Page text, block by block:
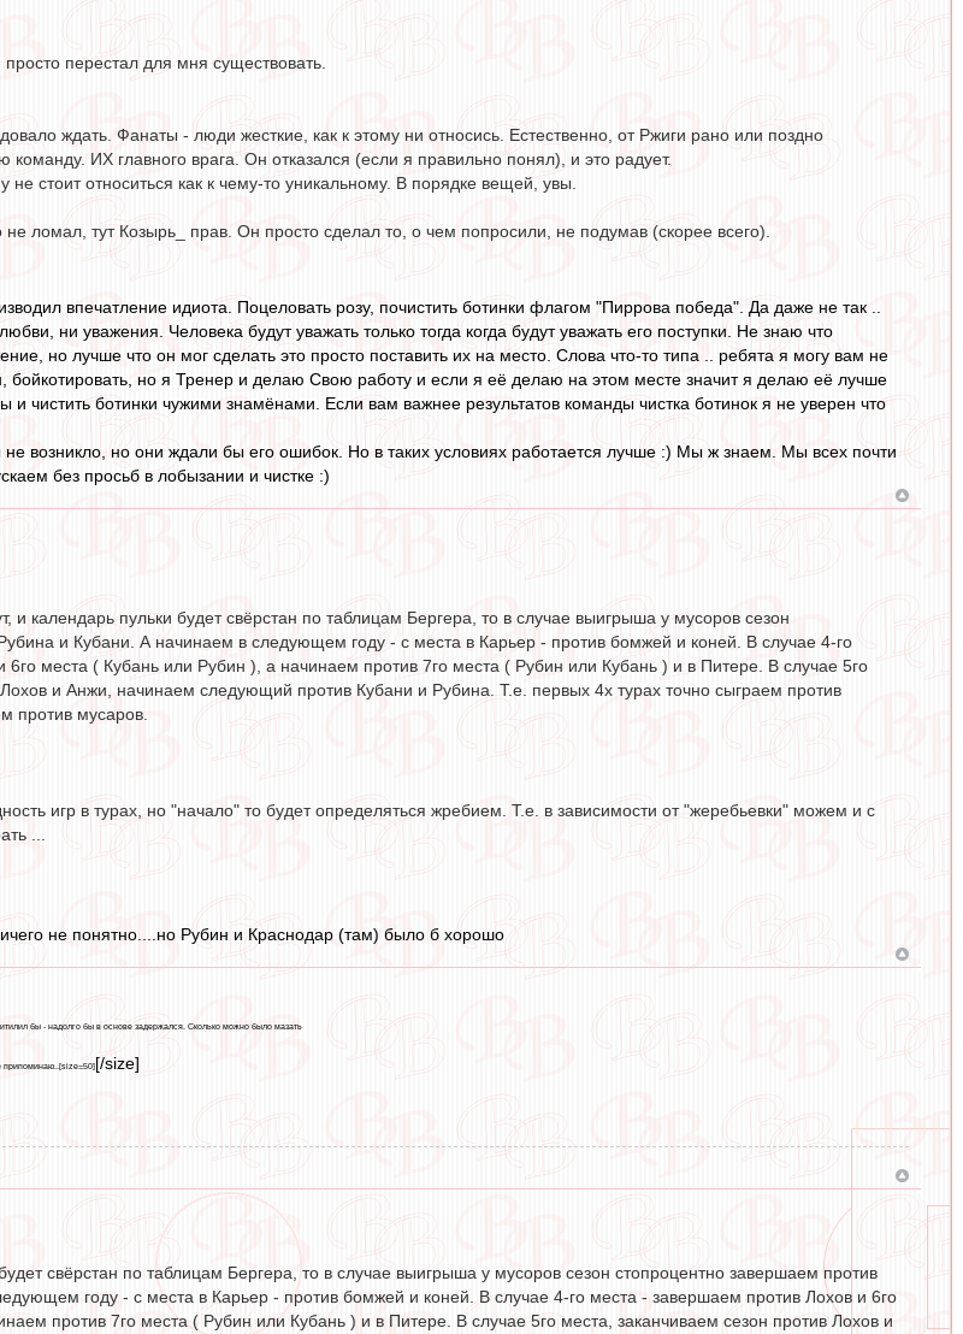
перестал для мня существовать.
ждать. Фанаты - люди жесткие, как к этому ни относись. Естественно, от Ржиги рано или поздно
команду. ИХ главного врага. Он отказался (если я правильно понял), и это радует.
не стоит относиться как к чему-то уникальному. В порядке вещей, увы.
не ломал, тут Козырь_ прав. Он просто сделал то, о чем попросили, не подумав (скорее всего).
впечатление идиота. Поцеловать розу, почистить ботинки флагом "Пиррова победа". Да даже не так ..
ни уважения. Человека будут уважать только тогда когда будут уважать его поступки. Не знаю что
но лучше что он мог сделать это просто поставить их на место. Слова что-то типа .. ребята я могу вам не
бойкотировать, но я Тренер и делаю Свою работу и если я её делаю на этом месте значит я делаю её лучше
и чистить ботинки чужими знамёнами. Если вам важнее результатов команды чистка ботинок я не уверен что
возникло, но они ждали бы его ошибок. Но в таких условиях работается лучше :) Мы ж знаем. Мы всех почти
без просьб в лобызании и чистке :)
и календарь пульки будет свёрстан по таблицам Бергера, то в случае выигрыша у мусоров сезон
и Кубани. А начинаем в следующем году - с места в Карьер - против бомжей и коней. В случае 4-го
места ( Кубань или Рубин ), а начинаем против 7го места ( Рубин или Кубань ) и в Питере. В случае 5го
и Анжи, начинаем следующий против Кубани и Рубина. Т.е. первых 4х турах точно сыграем против
против мусаров.
игр в турах, но "начало" то будет определяться жребием. Т.е. в зависимости от "жеребьевки" можем и с
...
не понятно....но Рубин и Краснодар (там) было б хорошо
бы - надолго бы в основе задержался. Сколько можно было мазать
припоминаю..[size=50][/size]
свёрстан по таблицам Бергера, то в случае выигрыша у мусоров сезон стопроцентно завершаем против
году - с места в Карьер - против бомжей и коней. В случае 4-го места - завершаем против Лохов и 6го
против 7го места ( Рубин или Кубань ) и в Питере. В случае 5го места, заканчиваем сезон против Лохов и